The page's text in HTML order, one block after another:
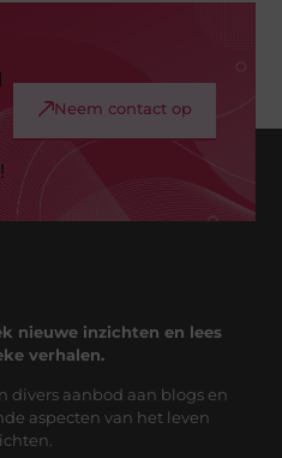
Neem contact op
nieuwe inzichten en lees
verhalen.
divers aanbod aan blogs en
aspecten van het leven